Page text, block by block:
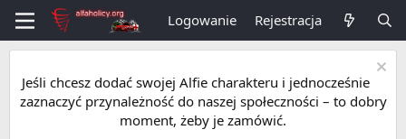
Logowanie Rejestracja
Jeśli chcesz dodać swojej Alfie charakteru i jednocześnie
zaznaczyć przynależność do naszej społeczności – to dobry
moment, żeby je zamówić.